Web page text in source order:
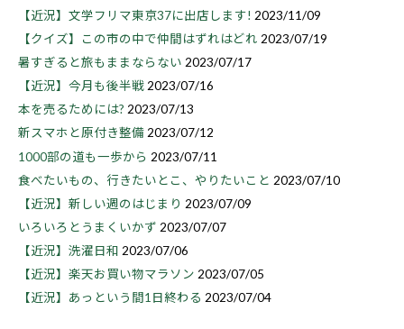
【近況】文学フリマ東京37に出店します! 2023/11/09
【クイズ】この市の中で仲間はずれはどれ 2023/07/19
暑すぎると旅もままならない 2023/07/17
【近況】今月も後半戦 2023/07/16
本を売るためには? 2023/07/13
新スマホと原付き整備2023/07/12
1000部の道も一歩から 2023/07/11
食べたいもの、行きたいとこ、やりたいこと 2023/07/10
【近況】新しい週のはじまり 2023/07/09
いろいろとうまくいかず 2023/07/07
【近況】洗濯日和 2023/07/06
【近況】楽天お買い物マラソン 2023/07/05
【近況】あっという間1日終わる 2023/07/04